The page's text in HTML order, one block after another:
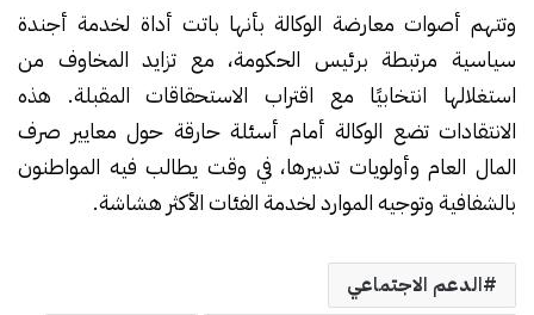
وتتهم أصوات معارضة الوكالة بأنها باتت أداة لخدمة أجندة
سياسية مرتبطة برئيس الحكومة، مع تزايد المخاوف من
استغلالها انتخابيًا مع اقتراب الاستحقاقات المقبلة. هذه
الانتقادات تضع الوكالة أمام أسئلة حارقة حول معايير صرف
المال العام وأولويات تدبيرها، في وقت يطالب فيه المواطنون
بالشفافية وتوجيه الموارد لخدمة الفئات الأكثر هشاشة.
الدعم الاجتماعي